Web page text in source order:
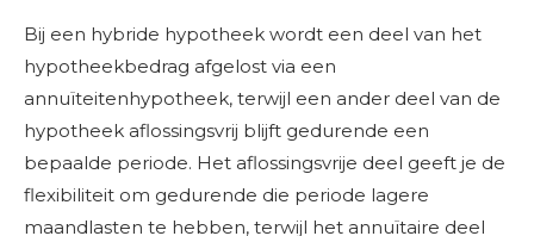
Bij een hybride hypotheek wordt een deel van het
hypotheekbedrag afgelost via een
annuïteitenhypotheek, terwijl een ander deel van de
hypotheek aflossingsvrij blijft gedurende een
bepaalde periode. Het aflossingsvrije deel geeft je de
flexibiliteit om gedurende die periode lagere
maandlasten te hebben, terwijl het annuïtaire deel